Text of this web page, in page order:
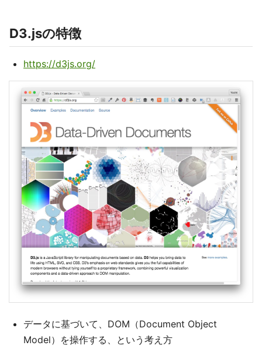
D3.jsの特徴
https://d3js.org/
データに基づいて、DOM（Document Object
Model）を操作する、という考え方